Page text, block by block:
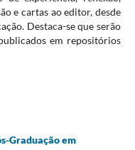
e cartas ao editor, desde
Destaca-se que serão
em repositórios
Graduação em